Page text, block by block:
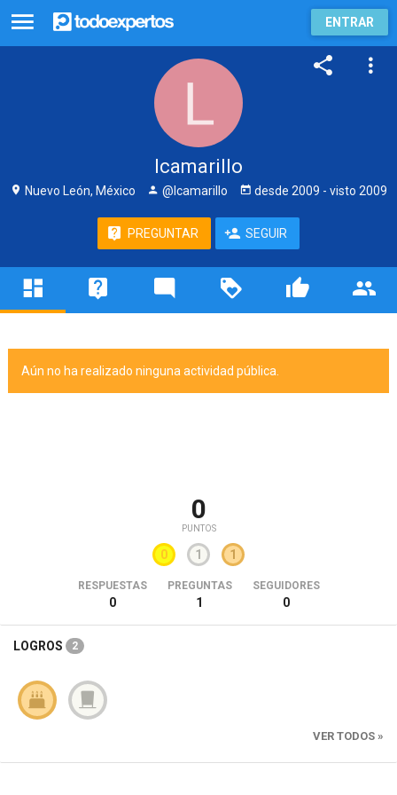
ENTRAR
lcamarillo
Nuevo León, México @lcamarillo desde 2009 - visto 2009
PREGUNTAR SEGUIR
Aún no ha realizado ninguna actividad pública.
0
PUNTOS
0 1 1
RESPUESTAS
0
PREGUNTAS
1
SEGUIDORES
0
LOGROS 2
VER TODOS »